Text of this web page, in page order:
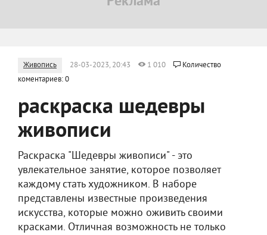
Живопись 28-03-2023, 20:43 1 010
Количество
коментариев: 0
раскраска шедевры
живописи
Раскраска "Шедевры живописи" - это
увлекательное занятие, которое позволяет
каждому стать художником. В наборе
представлены известные произведения
искусства, которые можно оживить своими
красками. Отличная возможность не только